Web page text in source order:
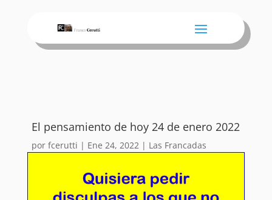
El pensamiento de hoy 24 de enero 2022
porfcerutti | Ene 24, 2022 | Las Francadas